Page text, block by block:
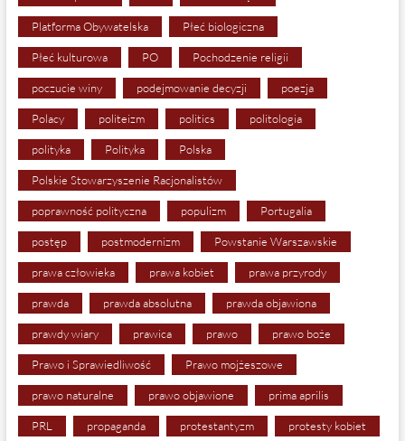
Platforma Obywatelska Płeć biologiczna
Płeć kulturowa PO Pochodzenie religii
poczucie winy podejmowanie decyzji poezja
Polacy politeizm politics politologia
polityka Polityka Polska
Polskie Stowarzyszenie Racjonalistów
poprawność polityczna populizm Portugalia
postęp postmodernizm Powstanie Warszawskie
prawa człowieka prawa kobiet prawa przyrody
prawda prawda absolutna prawda objawiona
prawdy wiary prawica prawo prawo boże
Prawo i Sprawiedliwość Prawo mojżeszowe
prawo naturalne prawo objawione prima aprilis
PRL propaganda protestantyzm protesty kobiet